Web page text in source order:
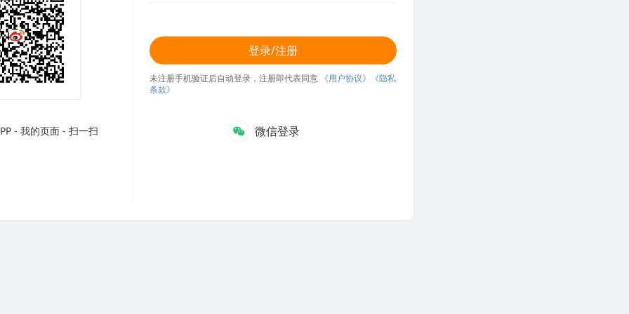
- 我的页面 - 扫一扫
登录/注册
未注册手机验证后自动登录，注册即代表同意 《用户协议》
《隐私
条款》
微信登录